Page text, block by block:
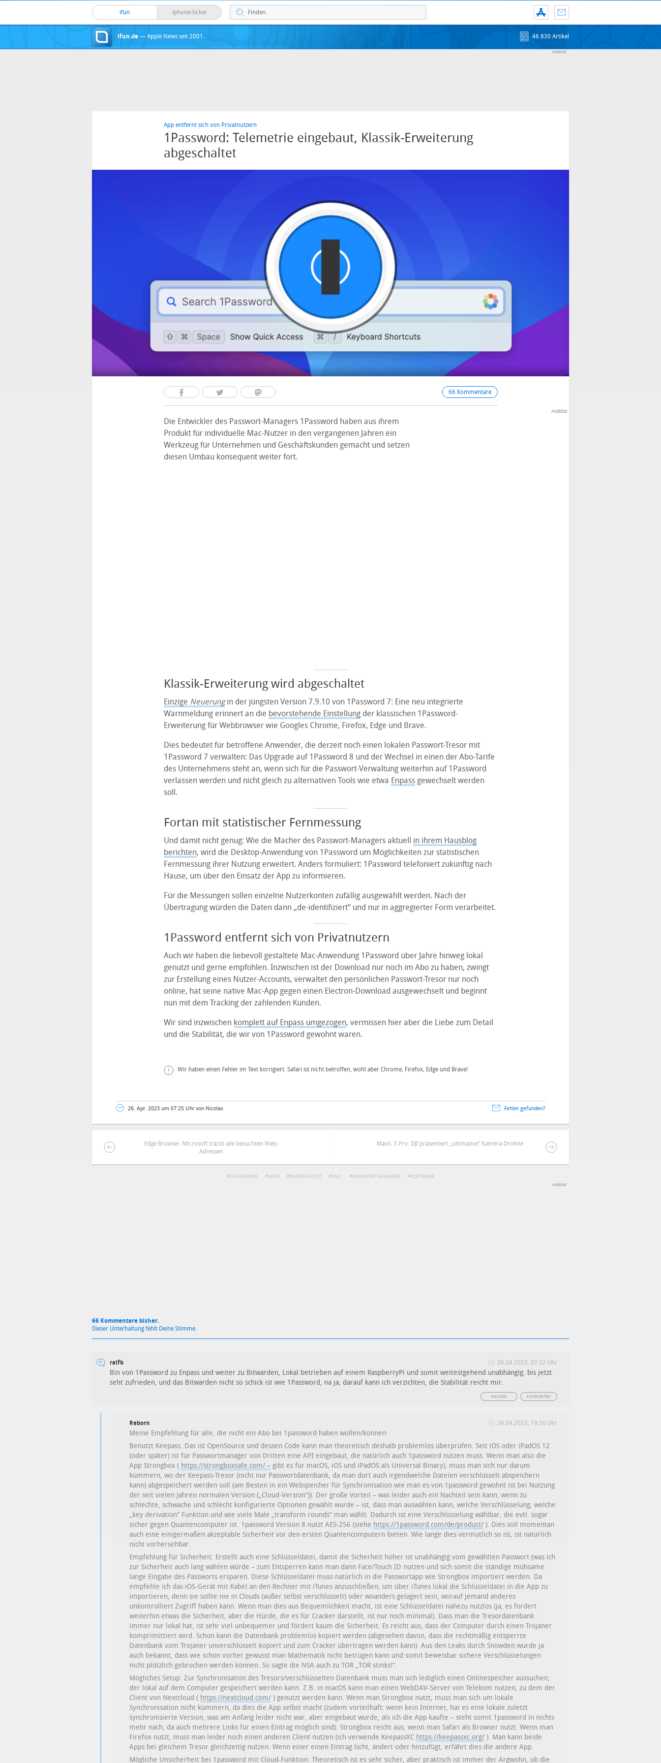
ifun iphone-ticker
ifun.de — Apple News seit 2001. 46 830 Artikel
App entfernt sich von Privatnutzern
1Password: Telemetrie eingebaut, Klassik-Erweiterung
abgeschaltet
66 Kommentare
Die Entwickler des Passwort-Managers 1Password haben aus ihrem
Produkt für individuelle Mac-Nutzer in den vergangenen Jahren ein
Werkzeug für Unternehmen und Geschäftskunden gemacht und setzen
diesen Umbau konsequent weiter fort.
Klassik-Erweiterung wird abgeschaltet
Einzige Neuerungin der jüngsten Version 7.9.10 von 1Password 7: Eine neu integrierte
Warnmeldung erinnert an die bevorstehende Einstellungder klassischen 1Password-
Erweiterung für Webbrowser wie Googles Chrome, Firefox, Edge und Brave.
Dies bedeutet für betroffene Anwender, die derzeit noch einen lokalen Passwort-Tresor mit
1Password 7 verwalten: Das Upgrade auf 1Password 8 und der Wechsel in einen der Abo-Tarife
des Unternehmens steht an, wenn sich für die Passwort-Verwaltung weiterhin auf 1Password
verlassen werden und nicht gleich zu alternativen Tools wie etwa Enpassgewechselt werden
soll.
Fortan mit statistischer Fernmessung
Und damit nicht genug: Wie die Macher des Passwort-Managers aktuell in ihrem Hausblog
berichten, wird die Desktop-Anwendung von 1Password um Möglichkeiten zur statistischen
Fernmessung ihrer Nutzung erweitert. Anders formuliert: 1Password telefoniert zukünftig nach
Hause, um über den Einsatz der App zu informieren.
Für die Messungen sollen einzelne Nutzerkonten zufällig ausgewählt werden. Nach der
Übertragung würden die Daten dann „de-identifiziert“ und nur in aggregierter Form verarbeitet.
1Password entfernt sich von Privatnutzern
Auch wir haben die liebevoll gestaltete Mac-Anwendung 1Password über Jahre hinweg lokal
genutzt und gerne empfohlen. Inzwischen ist der Download nur noch im Abo zu haben, zwingt
zur Erstellung eines Nutzer-Accounts, verwaltet den persönlichen Passwort-Tresor nur noch
online, hat seine native Mac-App gegen einen Electron-Download ausgewechselt und beginnt
nun mit dem Tracking der zahlenden Kunden.
Wir sind inzwischen komplett auf Enpass umgezogen, vermissen hier aber die Liebe zum Detail
und die Stabilität, die wir von 1Password gewohnt waren.
Wir haben einen Fehler im Text korrigiert. Safari ist nicht betroffen, wohl aber Chrome, Firefox, Edge und Brave!
26. Apr. 2023 um 07:25 Uhr von Nicolas Fehler gefunden?
Edge Browser: Microsoft trackt alle besuchten Web-
Adressen
Mavic 3 Pro: DJI präsentiert „ultimative“ Kamera-Drohne
1PASSWORD APPS DATENSCHUTZ MAC PASSWORT-MANAGER SOFTWARE
66 Kommentare bisher.
Dieser Unterhaltung fehlt Deine Stimme.
ralfb 26.04.2023, 07:32 Uhr
Bin von 1Password zu Enpass und weiter zu Bitwarden, Lokal betrieben auf einem RaspberryPi und somit weitestgehend unabhängig. bis jetzt
seht zufrieden, und das Bitwarden nicht so schick ist wie 1Password, na ja, darauf kann ich verzichten, die Stabilität reicht mir.
ANTWORTEN
MELDEN
Reborn 26.04.2023, 19:50 Uhr
Meine Empfehlung für alle, die nicht ein Abo bei 1password haben wollen/können:
Benutzt Keepass. Das ist OpenSource und dessen Code kann man theoretisch deshalb problemlos überprüfen. Seit iOS oder iPadOS 12
(oder später) ist für Passwortmanager von Dritten eine API eingebaut, die natürlich auch 1password nutzen muss. Wenn man also die
App Strongbox ( https://strongboxsafe.com/ – gibt es für macOS, iOS und iPadOS als Universal Binary), muss man sich nur darum
kümmern, wo der Keepass-Tresor (nicht nur Passwortdatenbank, da man dort auch irgendwelche Dateien verschlüsselt abspeichern
kann) abgespeichert werden soll (am Besten in ein Webspeicher für Synchronisation wie man es von 1password gewohnt ist bei Nutzung
der seit vielen Jahren normalen Version („Cloud-Version“)). Der große Vorteil – was leider auch ein Nachteil sein kann, wenn zu
schlechte, schwache und schlecht konfigurierte Optionen gewählt wurde – ist, dass man auswählen kann, welche Verschlüsselung, welche
„key derivation“ Funktion und wie viele Male „transform rounds“ man wählt. Dadurch ist eine Verschlüsselung wählbar, die evtl. sogar
sicher gegen Quantencomputer ist. 1password Version 8 nutzt AES-256 (siehe https://1password.com/de/product/ ). Dies soll momentan
auch eine einigermaßen akzeptable Sicherheit vor den ersten Quantencomputern bieten. Wie lange dies vermutlich so ist, ist natürlich
nicht vorhersehbar.
Empfehlung für Sicherheit: Erstellt auch eine Schlüsseldatei, damit die Sicherheit höher ist unabhängig vom gewählten Passwort (was ich
zur Sicherheit auch lang wählen würde – zum Entsperren kann man dann Face/Touch ID nutzen und sich somit die ständige mühsame
lange Eingabe des Passworts ersparen. Diese Schlüsseldatei muss natürlich in die Passwortapp wie Strongbox importiert werden. Da
empfehle ich das iOS-Gerät mit Kabel an den Rechner mit iTunes anzuschließen, um über iTunes lokal die Schlüsseldatei in die App zu
importieren, denn sie sollte nie in Clouds (außer selbst verschlüsselt) oder woanders gelagert sein, worauf jemand anderes
unkontrolliert Zugriff haben kann. Wenn man dies aus Bequemlichkeit macht, ist eine Schlüsseldatei nahezu nutzlos (ja, es fordert
weiterhin etwas die Sicherheit, aber die Hürde, die es für Cracker darstellt, ist nur noch minimal). Dass man die Tresordatenbank
immer nur lokal hat, ist sehr viel unbequemer und fördert kaum die Sicherheit. Es reicht aus, dass der Computer durch einen Trojaner
komprimittiert wird. Schon kann die Datenbank problemlos kopiert werden (abgesehen davon, dass die rechtmäßig entsperrte
Datenbank vom Trojaner unverschlüsselt kopiert und zum Cracker übertragen werden kann). Aus den Leaks durch Snowden wurde ja
auch bekannt, dass wie schon vorher gewusst man Mathematik nicht betrügen kann und somit beweisbar sichere Verschlüsselungen
nicht plötzlich gebrochen werden können. So sagte die NSA auch zu TOR „TOR stinks!“.
Mögliches Setup: Zur Synchronisation des Tresors/verschlüsselten Datenbank muss man sich lediglich einen Onlinespeicher aussuchen,
der lokal auf dem Computer gespeichert werden kann. Z.B. in macOS kann man einen WebDAV-Server von Telekom nutzen, zu dem der
Client von Nextcloud ( https://nextcloud.com/ ) genutzt werden kann. Wenn man Strongbox nutzt, muss man sich um lokale
Synchronisation nicht kümmern, da dies die App selbst macht (zudem vorteilhaft: wenn kein Internet, hat es eine lokale zuletzt
synchronisierte Version, was am Anfang leider nicht war, aber eingebaut wurde, als ich die App kaufte – steht somit 1password in nichts
mehr nach, da auch mehrere Links für einen Eintrag möglich sind). Strongbox reicht aus, wenn man Safari als Browser nutzt. Wenn man
Firefox nutzt, muss man leider noch einen anderen Client nutzen (ich verwende KeepassXC https://keepassxc.org/ ). Man kann beide
Apps bei gleichem Tresor gleichzeitig nutzen. Wenn einer einen Eintrag lscht, ändert oder hinzufügt, erfährt dies die andere App.
Mögliche Unsicherheit bei 1password mit Cloud-Funktion: Theoretisch ist es sehr sicher, aber praktisch ist immer der Argwohn, ob die